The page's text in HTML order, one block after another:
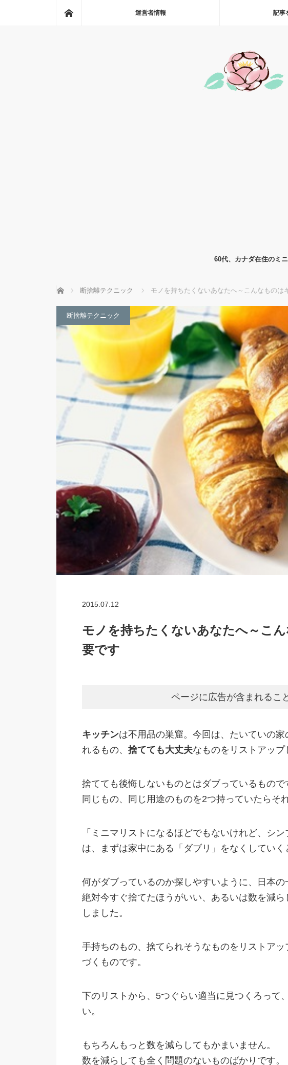
運営者情報 記事
60代、カナダ在住のミ
ホーム 断捨離テクニック モノを持ちたくないあなたへ～こんなものは
断捨離テクニック
2015.07.12
モノを持ちたくないあなたへ～こ
要です
ページに広告が含まれるこ
キッチンは不用品の巣窟。今回は、たいていの家
れるもの、 捨てても大丈夫なものをリストアップ
捨てても後悔しないものとはダブっているもので
同じもの、同じ用途のものを2つ持っていたらそ
「ミニマリストになるほどでもないけれど、シ
は、まずは家中にある「ダブリ」をなくしていく
何がダブっているのか探しやすいように、日本の
絶対今すぐ捨てたほうがいい、あるいは数を減
しました。
手持ちのもの、捨てられそうなものをリストア
づくものです。
下のリストから、5つぐらい適当に見つくろって
い。
もちろんもっと数を減らしてもかまいません。
数を減らしても全く問題のないものばかりです。